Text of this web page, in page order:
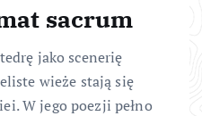
sacrum
jako scenerię
wieże stają się
W jego poezji pełno